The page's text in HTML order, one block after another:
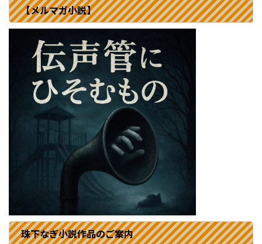
【メルマガ小説】
珠下なぎ小説作品のご案内